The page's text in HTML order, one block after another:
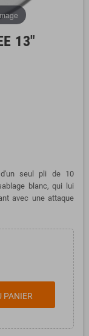
13"
d'un seul pli de 10
blanc, qui lui
avec une attaque
PANIER